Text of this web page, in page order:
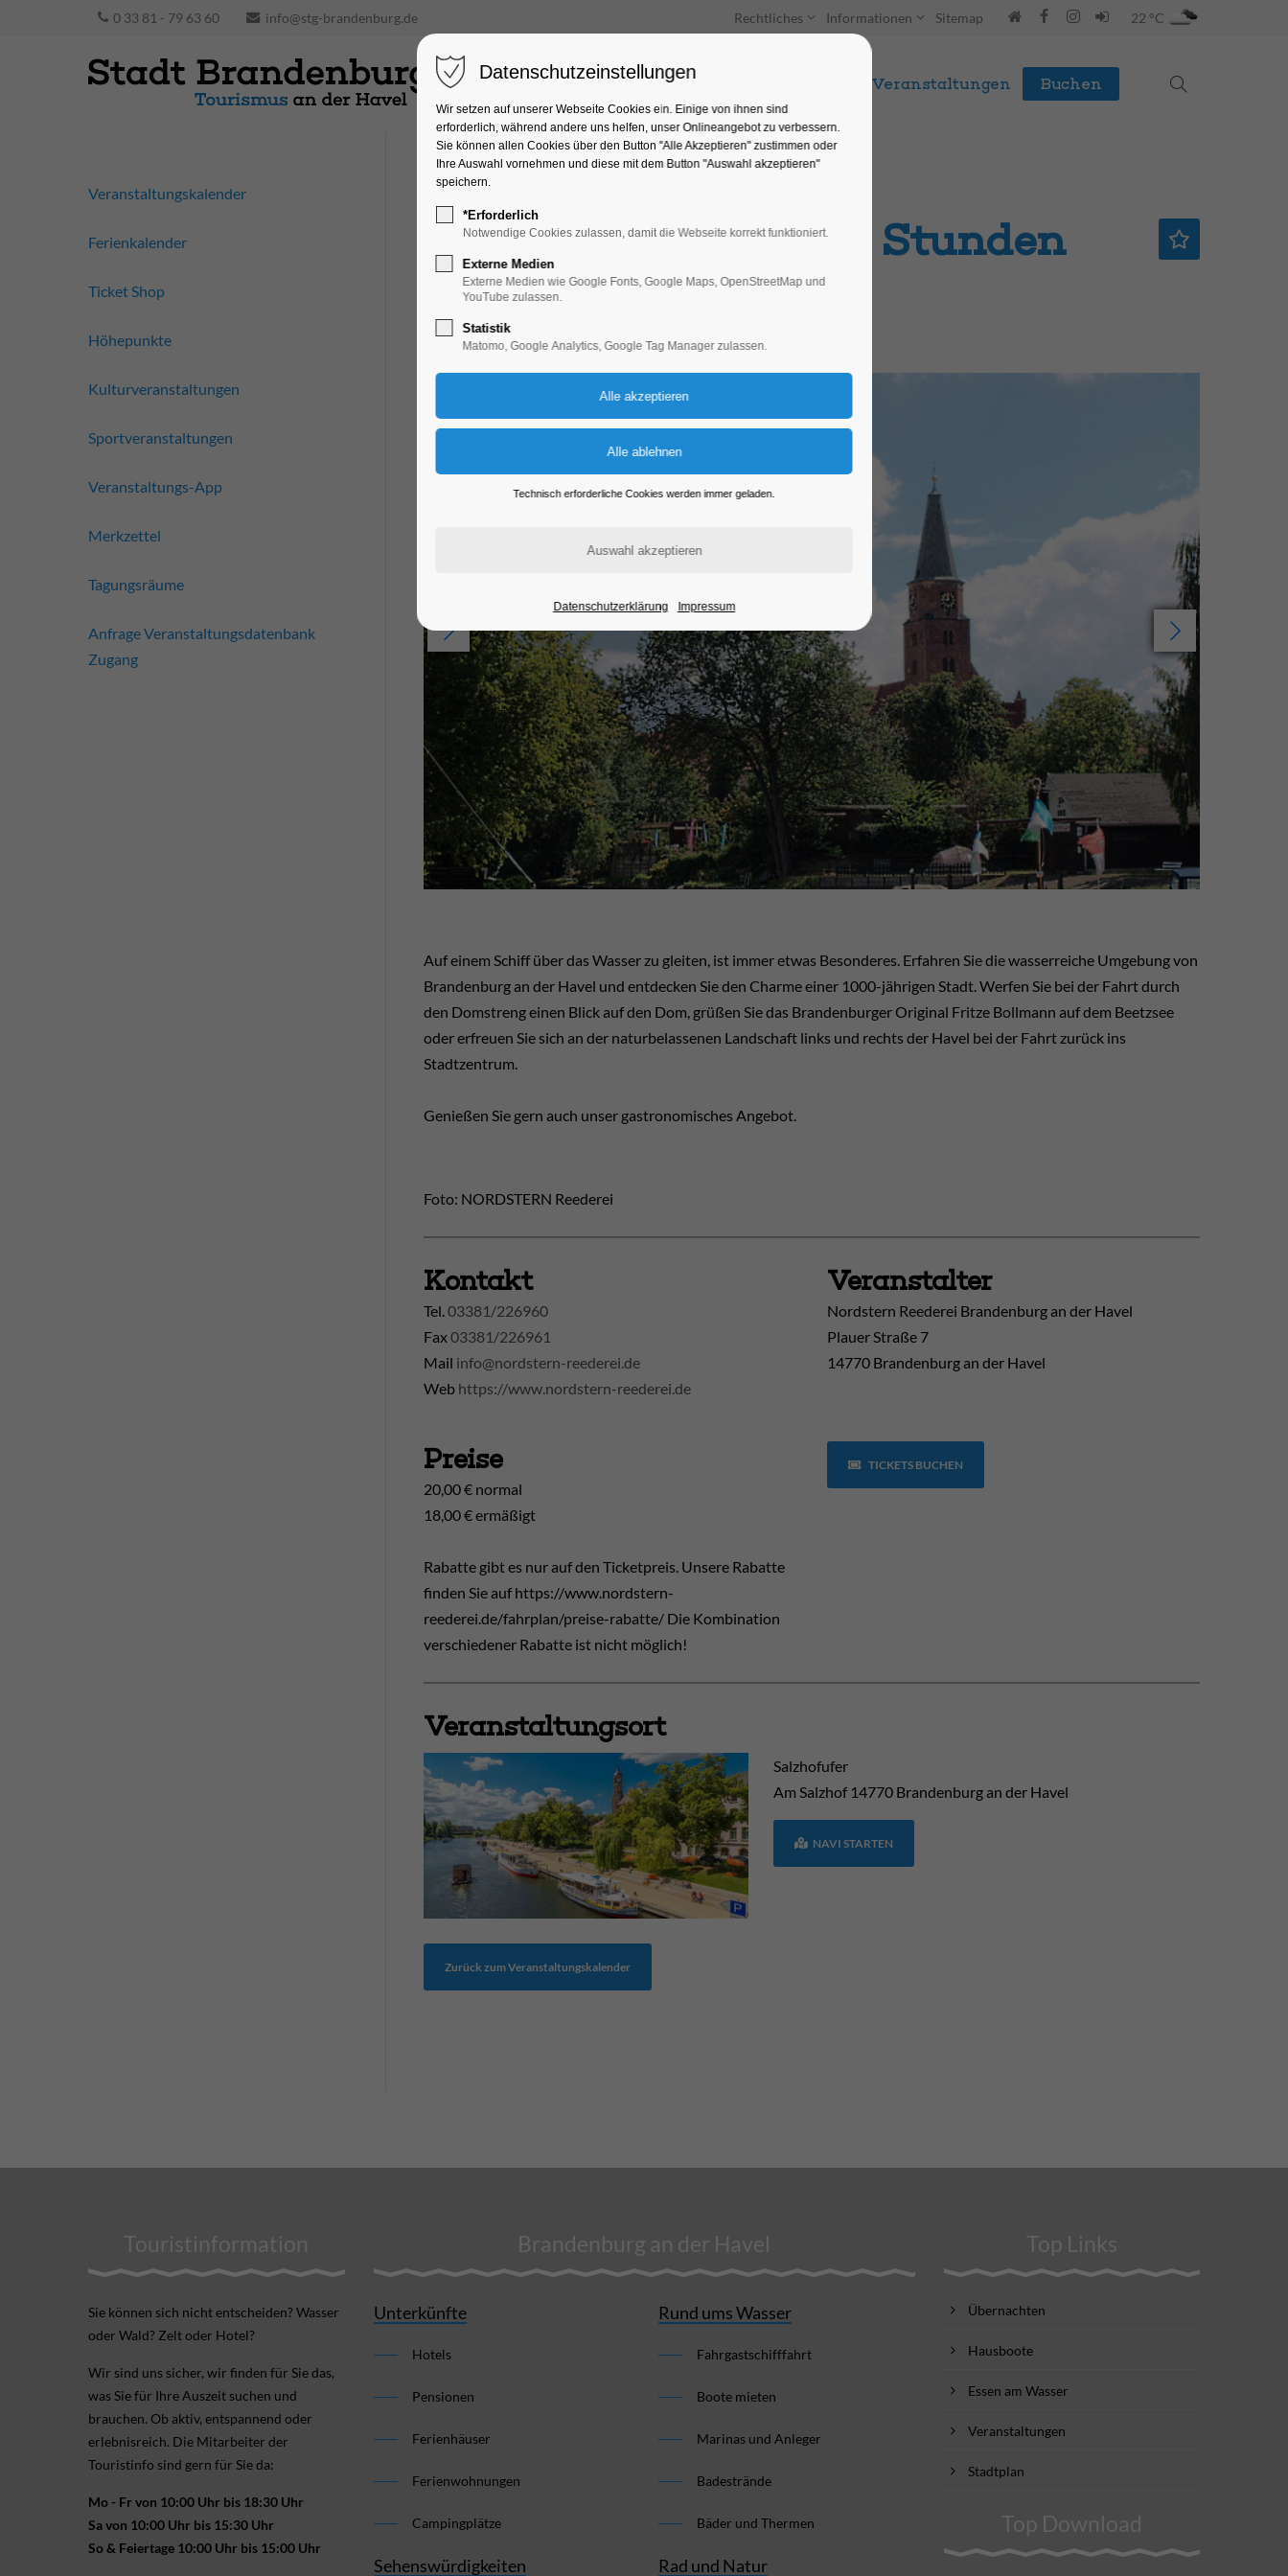
0 33 81 - 79 63 60 info@stg-brandenburg.de Rechtliches Informationen Sitemap 22 °C
Unterkünfte Entdecken & Erleben Veranstaltungen Buchen
„Stadtrundfahrt“ 2,0 Stunden
Schiffrundfahrt
08.10.2025, 14:00–16:00
Auf einem Schiff über das Wasser zu gleiten, ist immer etwas Besonderes. Erfahren Sie die wasserreiche Umgebung von
Brandenburg an der Havel und entdecken Sie den Charme einer 1000-jährigen Stadt. Werfen Sie bei der Fahrt durch
den Domstreng einen Blick auf den Dom, grüßen Sie das Brandenburger Original Fritze Bollmann auf dem Beetzsee
oder erfreuen Sie sich an der naturbelassenen Landschaft links und rechts der Havel bei der Fahrt zurück ins
Stadtzentrum.
Genießen Sie gern auch unser gastronomisches Angebot.
Foto: NORDSTERN Reederei
Kontakt
Tel.03381/226960
Fax03381/226961
Mail info@nordstern-reederei.de
Web https://www.nordstern-reederei.de
Veranstalter
Nordstern Reederei Brandenburg an der Havel
Plauer Straße 7
14770 Brandenburg an der Havel
Preise
20,00 € normal
18,00 € ermäßigt
Rabatte gibt es nur auf den Ticketpreis. Unsere Rabatte
finden Sie auf https://www.nordstern-
reederei.de/fahrplan/preise-rabatte/ Die Kombination
verschiedener Rabatte ist nicht möglich!
TICKETS BUCHEN
Veranstaltungsort
Salzhofufer
Am Salzhof 14770 Brandenburg an der Havel
NAVI STARTEN
Zurück zum Veranstaltungskalender
Veranstaltungskalender
Ferienkalender
Ticket Shop
Höhepunkte
Kulturveranstaltungen
Sportveranstaltungen
Veranstaltungs-App
Merkzettel
Tagungsräume
Anfrage Veranstaltungsdatenbank
Zugang
Touristinformation
Sie können sich nicht ent­scheiden? Wasser
oder Wald? Zelt oder Hotel?
Wir sind uns sicher, wir finden für Sie das,
was Sie für Ihre Aus­zeit suchen und
brauchen. Ob aktiv, ent­spannend oder
erlebnis­reich. Die Mitarbeiter der
Touristinfo sind gern für Sie da:
Mo - Fr von 10:00 Uhr bis 18:30 Uhr
Sa von 10:00 Uhr bis 15:30 Uhr
So & Feiertage 10:00 Uhr bis 15:00 Uhr
Brandenburg an der Havel
Unterkünfte
Hotels
Pensionen
Ferienhäuser
Ferienwohnungen
Campingplätze
Sehenswürdigkeiten
Rund ums Wasser
Fahrgastschifffahrt
Boote mieten
Marinas und Anleger
Badestrände
Bäder und Thermen
Rad und Natur
Top Links
Übernachten
Hausboote
Essen am Wasser
Veranstaltungen
Stadtplan
Top Download
Datenschutzeinstellungen
Wir setzen auf unserer Webseite Cookies ein. Einige von ihnen sind
erforderlich, während andere uns helfen, unser Onlineangebot zu verbessern.
Sie können allen Cookies über den Button "Alle Akzeptieren" zustimmen oder
Ihre Auswahl vornehmen und diese mit dem Button "Auswahl akzeptieren"
speichern.
*Erforderlich
Notwendige Cookies zulassen, damit die Webseite korrekt funktioniert.
Externe Medien
Externe Medien wie Google Fonts, Google Maps, OpenStreetMap und
YouTube zulassen.
Statistik
Matomo, Google Analytics, Google Tag Manager zulassen.
Technisch erforderliche Cookies werden immer geladen.
Datenschutzerklärung Impressum